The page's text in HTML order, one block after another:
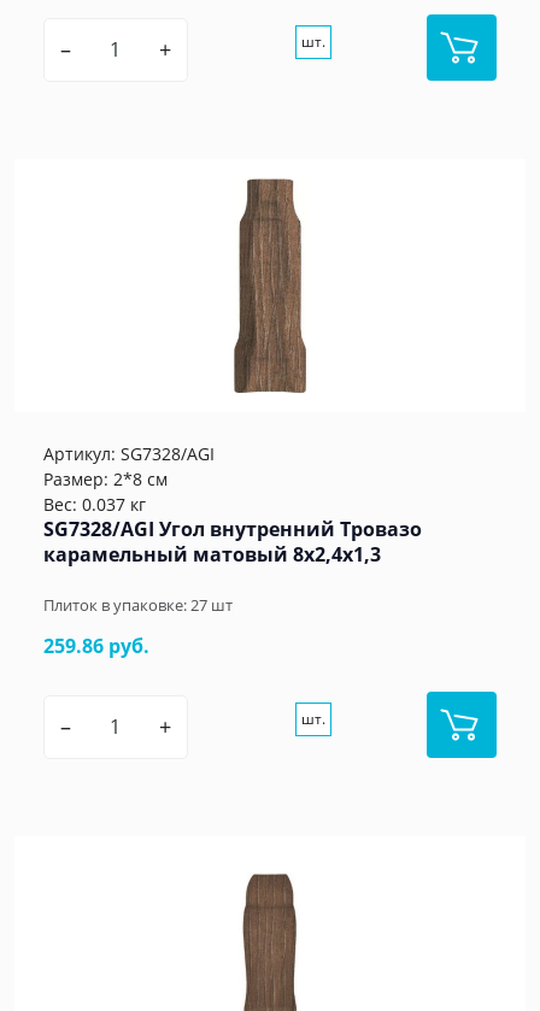
– + шт.
Артикул: SG7328/AGI
Размер: 2*8 см
Вес: 0.037 кг
SG7328/AGI Угол внутренний Тровазо
карамельный матовый 8x2,4x1,3
Плиток в упаковке:27 шт
259.86 руб.
– + шт.